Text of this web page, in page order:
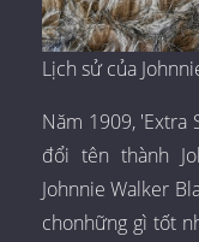
Lịch sử của
Năm 1909, 'Extra
đổi tên thành
Johnnie Walker
chonhững gì tốt